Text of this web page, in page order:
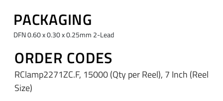
PACKAGING
DFN 0.60 x 0.30 x 0.25mm 2-Lead
ORDER CODES
RClamp2271ZC.F, 15000 (Qty per Reel), 7 Inch (Reel
Size)